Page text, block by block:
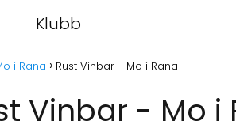
Klubb
i Rana Rust Vinbar - Mo i Rana
Vinbar - Mo i